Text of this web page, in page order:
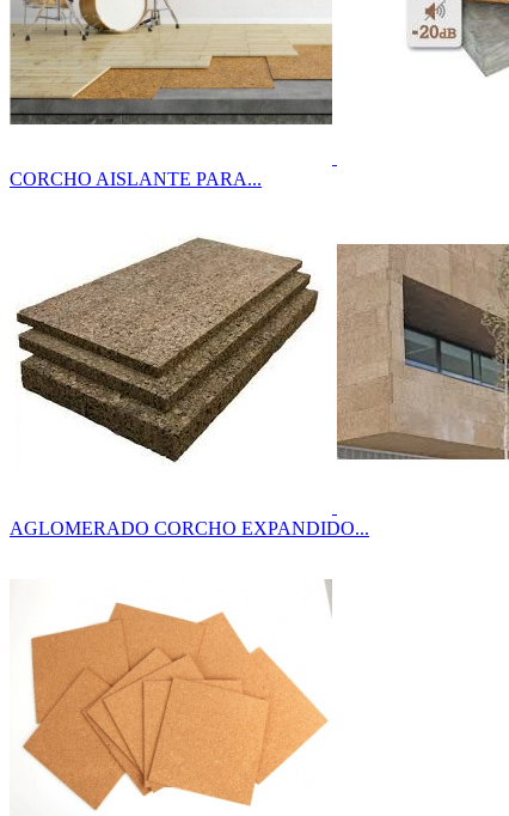
CORCHO AISLANTE PARA...
AGLOMERADO CORCHO EXPANDIDO...